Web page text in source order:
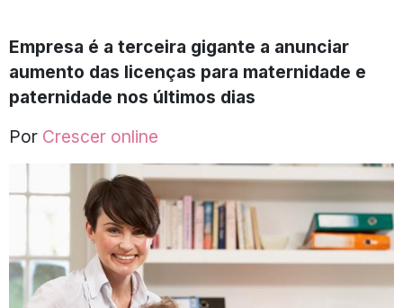
Empresa é a terceira gigante a anunciar
aumento das licenças para maternidade e
paternidade nos últimos dias
Por Crescer online